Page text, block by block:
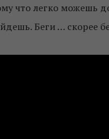
что легко можешь
Беги … скорее